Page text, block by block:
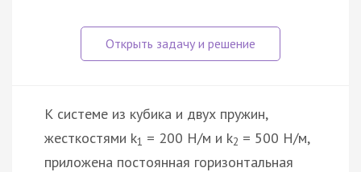
К системе из кубика и двух пружин,
жесткостями k1 = 200 Н/м и k2 = 500 Н/м,
приложена постоянная горизонтальная